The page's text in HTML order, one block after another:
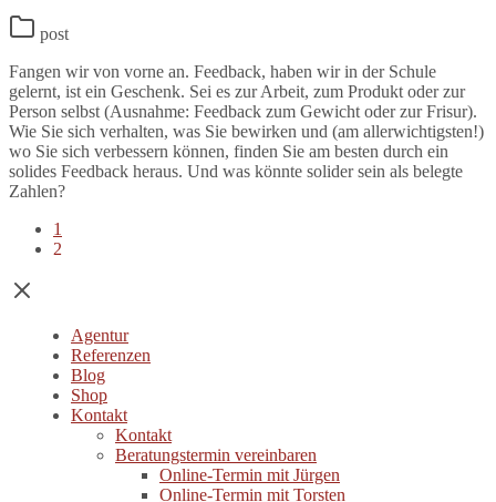
post
Fangen wir von vorne an. Feedback, haben wir in der Schule
gelernt, ist ein Geschenk. Sei es zur Arbeit, zum Produkt oder zur
Person selbst (Ausnahme: Feedback zum Gewicht oder zur Frisur).
Wie Sie sich verhalten, was Sie bewirken und (am allerwichtigsten!)
wo Sie sich verbessern können, finden Sie am besten durch ein
solides Feedback heraus. Und was könnte solider sein als belegte
Zahlen?
1
2
Agentur
Referenzen
Blog
Shop
Kontakt
Kontakt
Beratungstermin vereinbaren
Online-Termin mit Jürgen
Online-Termin mit Torsten